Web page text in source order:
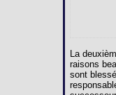
La
raisons
sont